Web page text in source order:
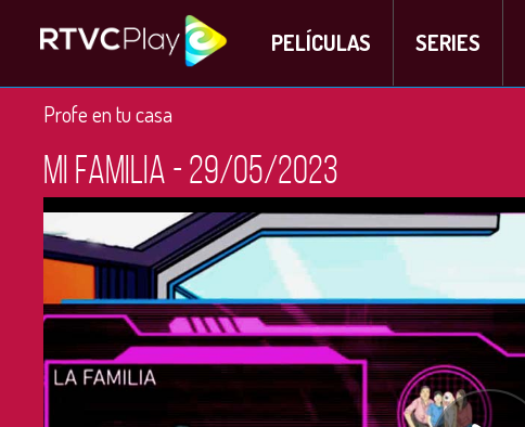
PELÍCULAS SERIES
Profe en tu casa
Mi familia - 29/05/2023